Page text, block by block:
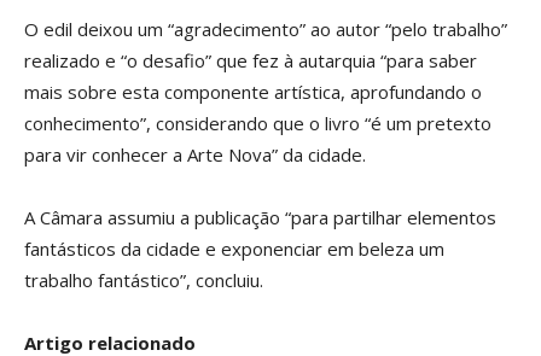
O edil deixou um “agradecimento” ao autor “pelo trabalho”
realizado e “o desafio” que fez à autarquia “para saber
mais sobre esta componente artística, aprofundando o
conhecimento”, considerando que o livro “é um pretexto
para vir conhecer a Arte Nova” da cidade.
A Câmara assumiu a publicação “para partilhar elementos
fantásticos da cidade e exponenciar em beleza um
trabalho fantástico”, concluiu.
Artigo relacionado